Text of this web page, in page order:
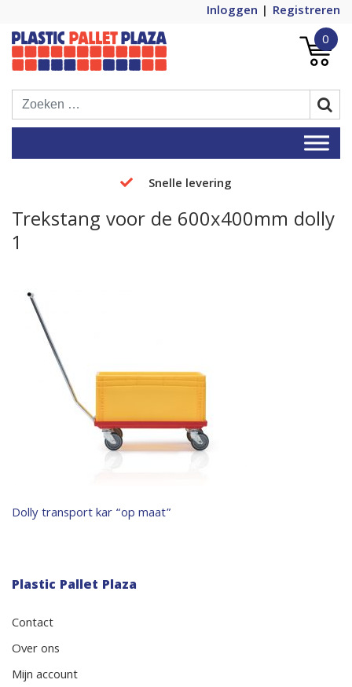
Inloggen
Registreren
Plastic Pallet Plaza
Plastic Pallets Plaza, de nummer 1 in
Europa!
0
Snelle levering
Trekstang voor de 600x400mm dolly
1
Bericht
Dolly transport kar “op maat”
Plastic Pallet Plaza
Contact
Over ons
Mijn account